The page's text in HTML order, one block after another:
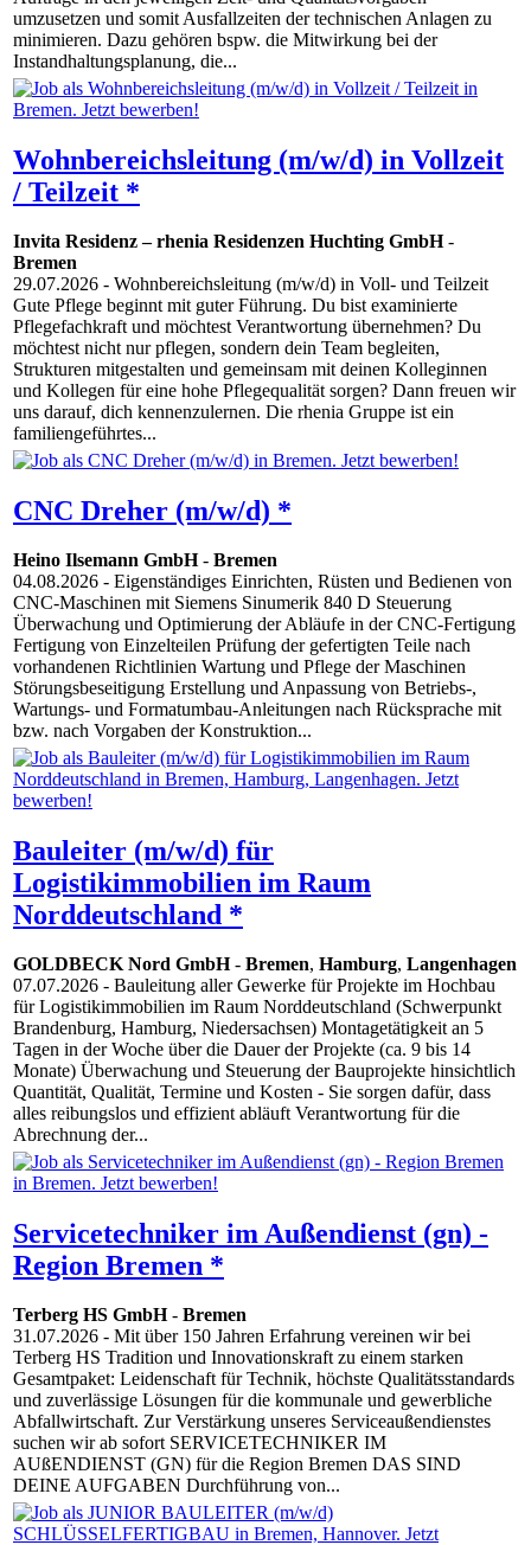
umzusetzen und somit Ausfallzeiten der technischen Anlagen zu
minimieren. Dazu gehören bspw. die Mitwirkung bei der
Instandhaltungsplanung, die...
Wohnbereichsleitung (m/w/d) in Vollzeit
/ Teilzeit *
Invita Residenz – rhenia Residenzen Huchting GmbH-
Bremen
29.07.2026 - Wohnbereichsleitung (m/w/d) in Voll- und Teilzeit
Gute Pflege beginnt mit guter Führung. Du bist examinierte
Pflegefachkraft und möchtest Verantwortung übernehmen? Du
möchtest nicht nur pflegen, sondern dein Team begleiten,
Strukturen mitgestalten und gemeinsam mit deinen Kolleginnen
und Kollegen für eine hohe Pflegequalität sorgen? Dann freuen wir
uns darauf, dich kennenzulernen. Die rhenia Gruppe ist ein
familiengeführtes...
CNC Dreher (m/w/d) *
Heino Ilsemann GmbH- Bremen
04.08.2026 - Eigenständiges Einrichten, Rüsten und Bedienen von
CNC-Maschinen mit Siemens Sinumerik 840 D Steuerung
Überwachung und Optimierung der Abläufe in der CNC-Fertigung
Fertigung von Einzelteilen Prüfung der gefertigten Teile nach
vorhandenen Richtlinien Wartung und Pflege der Maschinen
Störungsbeseitigung Erstellung und Anpassung von Betriebs-,
Wartungs- und Formatumbau-Anleitungen nach Rücksprache mit
bzw. nach Vorgaben der Konstruktion...
Bauleiter (m/w/d) für
Logistikimmobilien im Raum
Norddeutschland *
GOLDBECK Nord GmbH- Bremen, Hamburg, Langenhagen
07.07.2026 - Bauleitung aller Gewerke für Projekte im Hochbau
für Logistikimmobilien im Raum Norddeutschland (Schwerpunkt
Brandenburg, Hamburg, Niedersachsen) Montagetätigkeit an 5
Tagen in der Woche über die Dauer der Projekte (ca. 9 bis 14
Monate) Überwachung und Steuerung der Bauprojekte hinsichtlich
Quantität, Qualität, Termine und Kosten - Sie sorgen dafür, dass
alles reibungslos und effizient abläuft Verantwortung für die
Abrechnung der...
Servicetechniker im Außendienst (gn) -
Region Bremen *
Terberg HS GmbH- Bremen
31.07.2026 - Mit über 150 Jahren Erfahrung vereinen wir bei
Terberg HS Tradition und Innovationskraft zu einem starken
Gesamtpaket: Leidenschaft für Technik, höchste Qualitätsstandards
und zuverlässige Lösungen für die kommunale und gewerbliche
Abfallwirtschaft. Zur Verstärkung unseres Serviceaußendienstes
suchen wir ab sofort SERVICETECHNIKER IM
AUßENDIENST (GN) für die Region Bremen DAS SIND
DEINE AUFGABEN Durchführung von...